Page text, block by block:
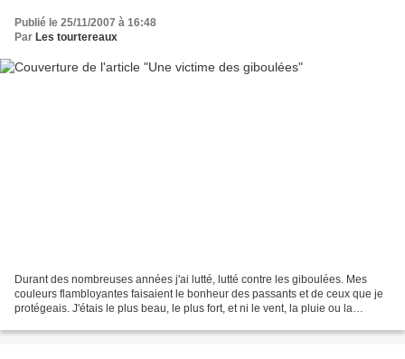
Publié le 25/11/2007 à 16:48
Par Les tourtereaux
Durant des nombreuses années j'ai lutté, lutté contre les giboulées. Mes
couleurs flambloyantes faisaient le bonheur des passants et de ceux que je
protégeais. J'étais le plus beau, le plus fort, et ni le vent, la pluie ou la